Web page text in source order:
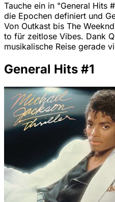
Tauche ein in "General Hits
die Epochen definiert und
Von Outkast bis The
to für zeitlose Vibes. Dank
musikalische Reise gerade
General Hits #1